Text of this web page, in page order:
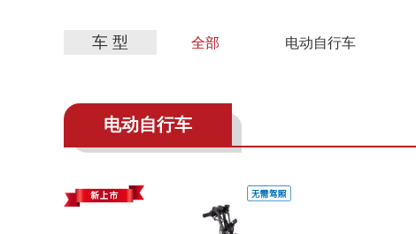
车 型 全部 电动自行车
电动自行车